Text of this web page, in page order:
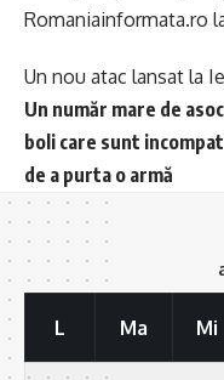
Romaniainformata.ro
Un nou atac lansat la
Un număr mare de
boli care sunt
de a purta o armă
L Ma Mi